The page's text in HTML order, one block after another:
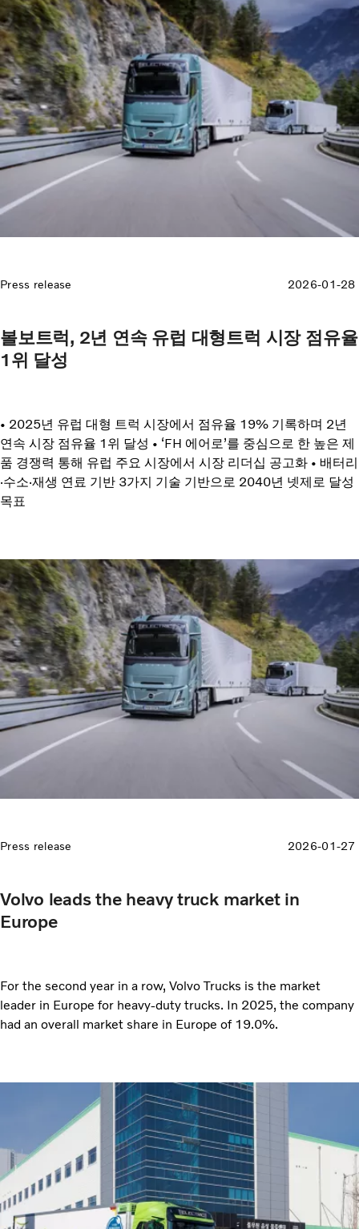
Press release 2026-01-28
볼보트럭, 2년 연속 유럽 대형트럭 시장 점유율
1위 달성
• 2025년 유럽 대형 트럭 시장에서 점유율 19% 기록하며 2년
연속 시장 점유율 1위 달성 • ‘FH 에어로’를 중심으로 한 높은 제
품 경쟁력 통해 유럽 주요 시장에서 시장 리더십 공고화 • 배터리
·수소·재생 연료 기반 3가지 기술 기반으로 2040년 넷제로 달성
목표
Press release 2026-01-27
Volvo leads the heavy truck market in
Europe
For the second year in a row, Volvo Trucks is the market
leader in Europe for heavy-duty trucks. In 2025, the company
had an overall market share in Europe of 19.0%.